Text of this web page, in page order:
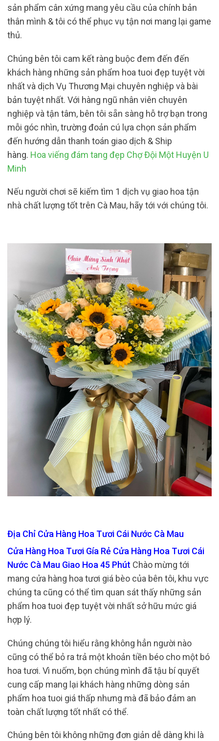
sản phẩm cân xứng mang yêu cầu của chính bản
thân mình & tôi có thể phục vụ tận nơi mang lại game
thủ.
Chúng bên tôi cam kết ràng buộc đem đến đến
khách hàng những sản phẩm hoa tuoi đẹp tuyệt vời
nhất và dịch Vụ Thương Mại chuyên nghiệp và bài
bản tuyệt nhất. Với hàng ngũ nhân viên chuyên
nghiệp và tận tâm, bên tôi sẵn sàng hỗ trợ bạn trong
mỗi góc nhìn, trường đoản cú lựa chọn sản phẩm
đến hướng dẫn thanh toán giao dịch & Ship
hàng. Hoa viếng đám tang đẹp Chợ Đội Một Huyện U
Minh
Nếu người chơi sẽ kiếm tìm 1 dịch vụ giao hoa tận
nhà chất lượng tốt trên Cà Mau, hãy tới với chúng tôi.
Địa Chỉ Cửa Hàng Hoa Tươi Cái Nước Cà Mau
Cửa Hàng Hoa Tươi Gía Rẻ Cửa Hàng Hoa Tươi Cái
Nước Cà Mau Giao Hoa 45 Phút Chào mừng tới
mang cửa hàng hoa tươi giá bèo của bên tôi, khu vực
chúng ta cũng có thể tìm quan sát thấy những sản
phẩm hoa tuoi đẹp tuyệt vời nhất sở hữu mức giá
hợp lý.
Chúng chúng tôi hiểu rằng không hẳn người nào
cũng có thể bỏ ra trả một khoản tiền béo cho một bó
hoa tươi. Vì nuốm, bọn chúng mình đã tậu bí quyết
cung cấp mang lại khách hàng những dòng sản
phẩm hoa tuoi giá thấp nhưng mà đã bảo đảm an
toàn chất lượng tốt nhất có thể.
Chúng bên tôi không những đơn giản dễ dàng khi là